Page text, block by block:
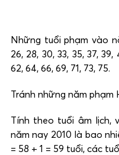
Những tuổi phạm vào
26, 28, 30, 33, 35, 37,
62, 64, 66, 69, 71, 73, 75.
Tránh những năm phạm
Tính theo tuổi âm lịch,
năm nay 2010 là bao
= 58 + 1 = 59 tuổi, các